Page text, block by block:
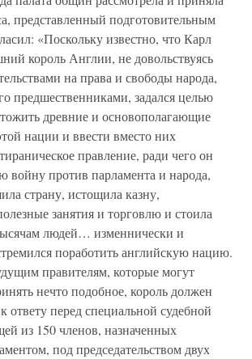
представленный подготовительным
«Поскольку известно, что Карл
король Англии, не довольствуясь
на права и свободы народа,
предшественниками, задался целью
древние и основополагающие
нации и ввести вместо них
правление, ради чего он
войну против парламента и народа,
страну, истощила казну,
занятия и торговлю и стоила
людей… изменнически и
поработить английскую нацию.
правителям, которые могут
нечто подобное, король должен
ответу перед специальной судебной
из 150 членов, назначенных
под председательством двух